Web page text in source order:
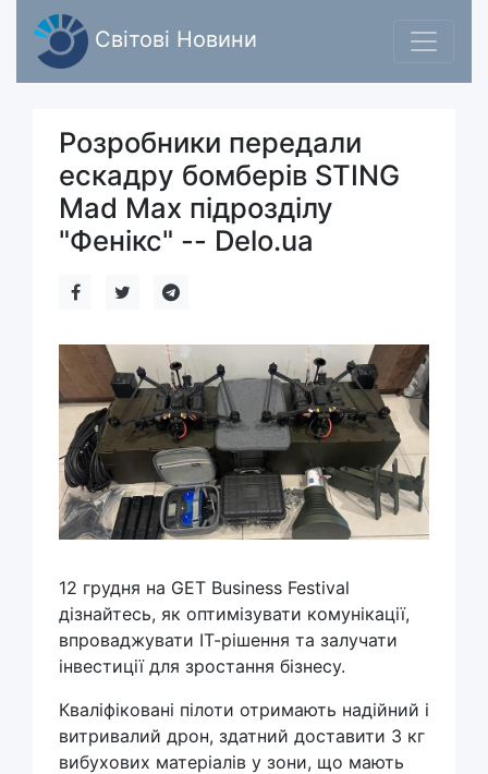
Світові Новини
Розробники передали
ескадру бомберів STING
Mad Max підрозділу
"Фенікс" -- Delo.ua
12 грудня на GET Business Festival
дізнайтесь, як оптимізувати комунікації,
впроваджувати ІТ-рішення та залучати
інвестиції для зростання бізнесу.
Кваліфіковані пілоти отримають надійний і
витривалий дрон, здатний доставити 3 кг
вибухових матеріалів у зони, що мають